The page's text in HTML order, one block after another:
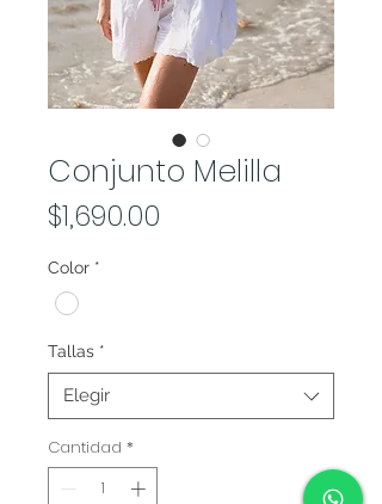
Conjunto Melilla
$1,690.00
Color *
Tallas *
Elegir
Cantidad *